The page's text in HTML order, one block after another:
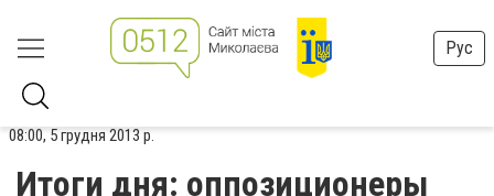
Рус
08:00, 5 грудня 2013 р.
Итоги дня: оппозиционеры